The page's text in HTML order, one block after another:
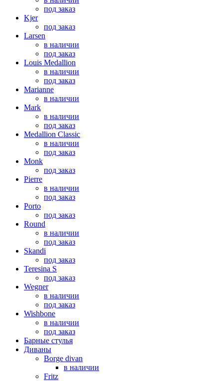
под заказ
Kjer
под заказ
Larsen
в наличии
под заказ
Louis Medallion
в наличии
под заказ
Marianne
в наличии
Mark
в наличии
под заказ
Medallion Classic
в наличии
под заказ
Monk
под заказ
Pierre
в наличии
под заказ
Porto
под заказ
Round
в наличии
под заказ
Skandi
под заказ
Teresina S
под заказ
Wegner
в наличии
под заказ
Wishbone
в наличии
под заказ
Барные стулья
Диваны
Borge divan
в наличии
Fritz